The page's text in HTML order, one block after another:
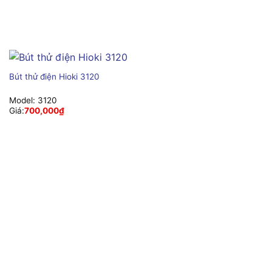
Bút thử điện Hioki 3120
Model: 3120
Giá:700,000₫